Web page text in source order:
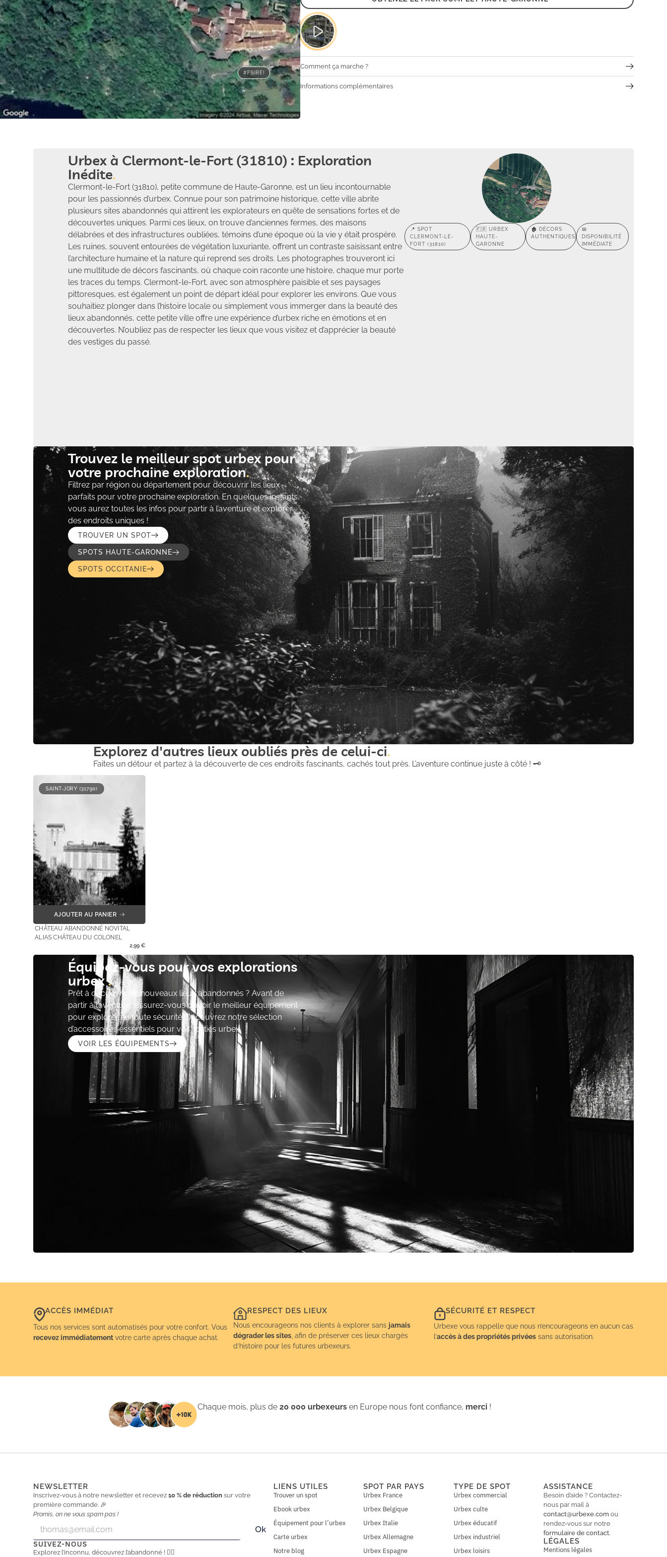
#FSIREI
Comment ça marche ?
Informations complémentaires
Urbex à Clermont-le-Fort (31810) : Exploration
Inédite
Clermont-le-Fort (31810), petite commune de Haute-Garonne, est un lieu incontournable
pour les passionnés d’urbex. Connue pour son patrimoine historique, cette ville abrite
plusieurs sites abandonnés qui attirent les explorateurs en quête de sensations fortes et de
découvertes uniques. Parmi ces lieux, on trouve d’anciennes fermes, des maisons
délabrées et des infrastructures oubliées, témoins d’une époque où la vie y était prospère.
Les ruines, souvent entourées de végétation luxuriante, offrent un contraste saisissant entre
l’architecture humaine et la nature qui reprend ses droits. Les photographes trouveront ici
une multitude de décors fascinants, où chaque coin raconte une histoire, chaque mur porte
les traces du temps. Clermont-le-Fort, avec son atmosphère paisible et ses paysages
pittoresques, est également un point de départ idéal pour explorer les environs. Que vous
souhaitiez plonger dans l’histoire locale ou simplement vous immerger dans la beauté des
lieux abandonnés, cette petite ville offre une expérience d’urbex riche en émotions et en
découvertes. N’oubliez pas de respecter les lieux que vous visitez et d’apprécier la beauté
des vestiges du passé.
📍 SPOT
CLERMONT-LE-
FORT (31810)
🇫🇷 URBEX
HAUTE-
GARONNE
🏚️ DÉCORS
AUTHENTIQUES
📅
DISPONIBILITÉ
IMMÉDIATE
Trouvez le meilleur spot urbex pour
votre prochaine exploration​
Filtrez par région ou département pour découvrir les lieux
parfaits pour votre prochaine exploration. En quelques instants,
vous aurez toutes les infos pour partir à l’aventure et explorer
des endroits uniques !
TROUVER UN SPOT
SPOTS HAUTE-GARONNE
SPOTS OCCITANIE
Explorez d'autres lieux oubliés près de celui-ci
Faites un détour et partez à la découverte de ces endroits fascinants, cachés tout près. L’aventure continue juste à côté ! 🗝️
SAINT-JORY (31790)
AJOUTER AU PANIER
CHÂTEAU ABANDONNÉ NOVITAL
ALIAS CHÂTEAU DU COLONEL
2,99€
Équipez-vous pour vos explorations
urbex
Prêt à découvrir de nouveaux lieux abandonnés ? Avant de
partir à l’aventure, assurez-vous d’avoir le meilleur équipement
pour explorer en toute sécurité. Découvrez notre sélection
d’accessoires essentiels pour vos sorties urbex.
VOIR LES ÉQUIPEMENTS
ACCÈS IMMÉDIAT
Tous nos services sont automatisés pour votre confort. Vous
recevez immédiatement votre carte après chaque achat.
RESPECT DES LIEUX
Nous encourageons nos clients à explorer sans jamais
dégrader les sites , afin de préserver ces lieux chargés
d’histoire pour les futures urbexeurs.
SÉCURITÉ ET RESPECT
Urbexe vous rappelle que nous n’encourageons en aucun cas
l’accès à des propriétés privéessans autorisation.
Chaque mois, plus de20 000 urbexeurs en Europe nous font confiance, merci !
NEWSLETTER
Inscrivez-vous à notre newsletter et recevez10 % de réduction sur votre
première commande. 🎉
Promis, on ne vous spam pas !
a
i
a
i
Ok
SUIVEZ-NOUS
Explorez l’inconnu, découvrez l’abandonné ! 🕵️‍♂️
LIENS UTILES
Trouver un spot
Ebook urbex
Équipement pour l’urbex
Carte urbex
Notre blog
SPOT PAR PAYS
Urbex France
Urbex Belgique
Urbex Italie
Urbex Allemagne
Urbex Espagne
TYPE DE SPOT
Urbex commercial
Urbex culte
Urbex éducatif
Urbex industriel
Urbex loisirs
ASSISTANCE
Besoin d’aide ? Contactez-
nous par mail à
contact@urbexe.com ou
rendez-vous sur notre
formulaire de contact.
LÉGALES
Mentions légales